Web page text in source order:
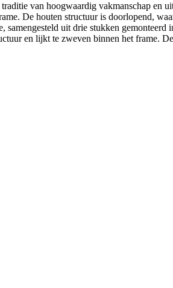
van hoogwaardig vakmanschap en
De houten structuur is doorlopend,
samengesteld uit drie stukken gemonteerd
en lijkt te zweven binnen het frame.